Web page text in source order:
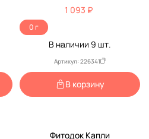
Средних Собак Упаковка 4
1 093 ₽
0 г
В наличии 9 шт.
Артикул: 226341
В корзину
Фитодок Капли